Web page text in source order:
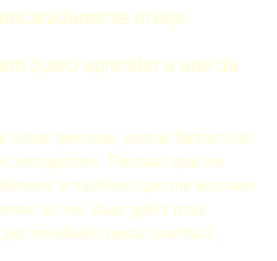
invejo.
quero aprender a arte da
outras pessoas, poetas fantásticos,
instigadores. Pessoas que me
e mulheres que me ensinam
eu sei, duas gafes mais
por novidades nesta casinha.)